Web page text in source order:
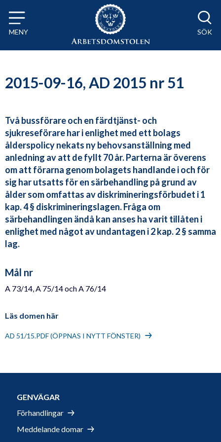
Till innehåll på sidan x
MENY SÖK
2015-09-16, AD 2015 nr 51
Två bussförare och en färdtjänst- och
sjukreseförare har i enlighet med ett bolags
ålderspolicy nekats ny behovsanställning med
anledning av att de fyllt 70 år. Parterna är överens
om att förarna genom bolagets handlande i och för
sig har utsatts för en särbehandling på grund av
ålder som omfattas av diskrimineringsförbudet i 1
kap. 4 § diskrimineringslagen. Fråga om
särbehandlingen ändå kan anses ha varit tillåten i
enlighet med något av undantagen i 2 kap. 2 § samma
lag.
Mål nr
A 73/14, A 75/14 och A 76/14
Läs domen här
AD 51/15.PDF (ÖPPNAS I NYTT FÖNSTER)
GENVÄGAR
Förhandlingar
Meddelande domar